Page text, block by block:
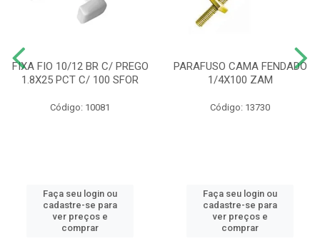
FIXA FIO 10/12 BR C/ PREGO
1.8X25 PCT C/ 100 SFOR
Código: 10081
Faça seu login ou
cadastre-se para
ver preços e
comprar
PARAFUSO CAMA FENDADO
1/4X100 ZAM
Código: 13730
Faça seu login ou
cadastre-se para
ver preços e
comprar